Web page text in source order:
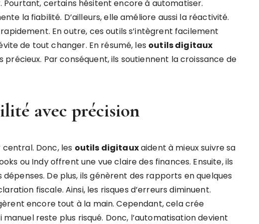
Pourtant, certains hésitent encore à automatiser.
la fiabilité. D’ailleurs, elle améliore aussi la réactivité.
En outre, ces outils s’intègrent facilement
de tout changer. En résumé, les outils digitaux
Par conséquent, ils soutiennent la croissance de
avec précision
Donc, les outils digitauxaident à mieux suivre sa
ou Indy offrent une vue claire des finances. Ensuite, ils
De plus, ils génèrent des rapports en quelques
fiscale. Ainsi, les risques d’erreurs diminuent.
encore tout à la main. Cependant, cela crée
manuel reste plus risqué. Donc, l’automatisation devient